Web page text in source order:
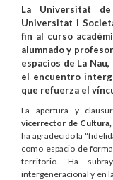
La Universitat
Universitat i
fin al curso
alumnado y
espacios de La
el encuentro
que refuerza el
La apertura y
vicerrector de
ha agradecido la
como espacio de
territorio. Ha
intergeneracional y en